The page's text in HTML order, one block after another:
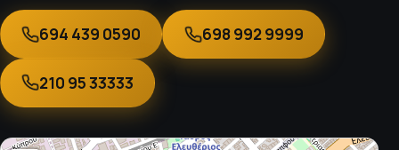
694 439 0590 698 992 9999
210 95 33333